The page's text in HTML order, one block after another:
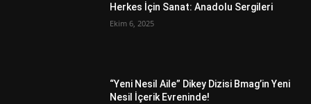
Herkes İçin Sanat: Anadolu Sergileri
Ekim 6, 2025
“Yeni Nesil Aile” Dikey Dizisi Bmag’in Yeni
Nesil İçerik Evreninde!